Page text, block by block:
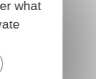
what